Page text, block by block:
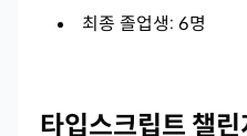
최종 졸업생: 6명
타입스크립트 챌린